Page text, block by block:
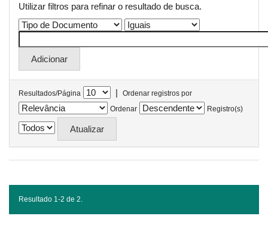
Utilizar filtros para refinar o resultado de busca.
Resultados/Página |
Ordenar registros por
Ordenar
Registro(s)
Resultado 1-2 de 2.